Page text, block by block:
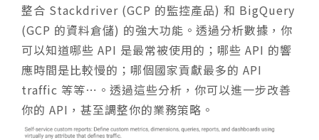
整合 Stackdriver (GCP 的監控產品) 和 BigQuery
(GCP 的資料倉儲) 的強大功能。透過分析數據，你
可以知道哪些 API 是最常被使用的；哪些 API 的響
應時間是比較慢的；哪個國家貢獻最多的 API
traffic 等等⋯。透過這些分析，你可以進一步改善
你的 API，甚至調整你的業務策略。